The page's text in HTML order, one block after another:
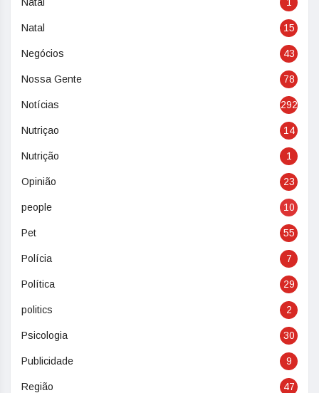
Natal 15
Negócios 43
Nossa Gente 78
Notícias 292
Nutriçao 14
Nutrição 1
Opinião 23
people 10
Pet 55
Polícia 7
Política 29
politics 2
Psicologia 30
Publicidade 9
Região 47